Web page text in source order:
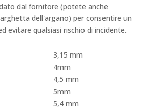
dal fornitore (potete anche
dell'argano) per consentire un
evitare qualsiasi rischio di incidente.
3,15 mm
4mm
4,5 mm
5mm
5,4 mm